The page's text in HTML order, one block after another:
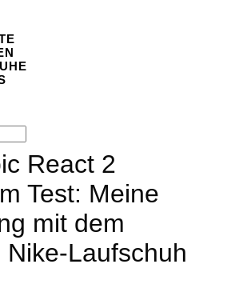
React 2
Test: Meine
mit dem
Nike-Laufschuh